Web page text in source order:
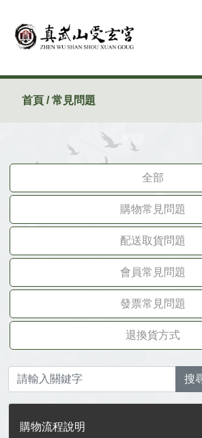
首頁 / 常見問題
全部
購物常見問題
配送取貨問題
會員常見問題
發票常見問題
退換貨方式
搜
購物流程說明